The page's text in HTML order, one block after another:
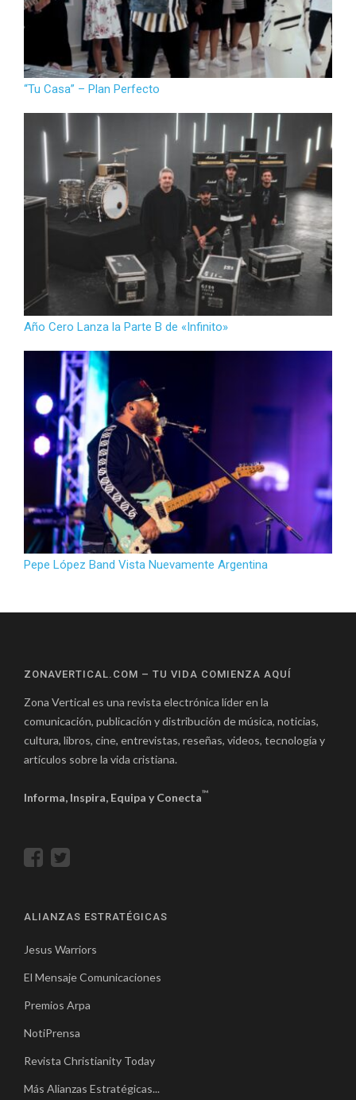
“Tu Casa” – Plan Perfecto
Año Cero Lanza la Parte B de «Infinito»
Pepe López Band Vista Nuevamente Argentina
ZONAVERTICAL.COM – TU VIDA COMIENZA AQUÍ
Zona Vertical es una revista electrónica líder en la
comunicación, publicación y distribución de música, noticias,
cultura, libros, cine, entrevistas, reseñas, videos, tecnología y
artículos sobre la vida cristiana.
Informa, Inspira, Equipa y Conecta™
ALIANZAS ESTRATÉGICAS
Jesus Warriors
El Mensaje Comunicaciones
Premios Arpa
NotiPrensa
Revista Christianity Today
Más Alianzas Estratégicas...